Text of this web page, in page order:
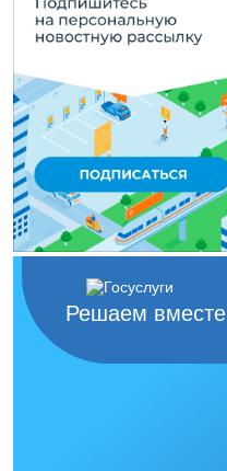
Решаем вместе